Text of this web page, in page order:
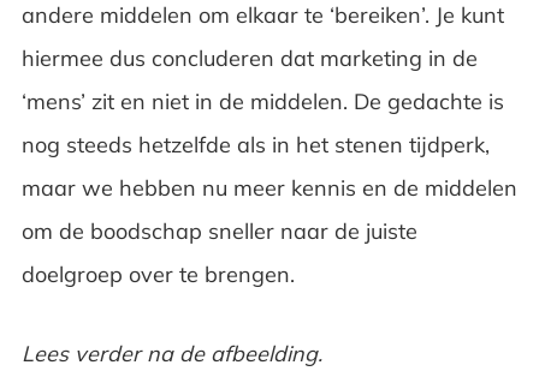
Klantwaarde op langere termijn
Marketing en privacy
Wat heb je in deze blogreeks kunnen lezen
Gratis ebook met tips voor bedrijven en
andere middelen om elkaar te ‘bereiken’. Je kunt
hiermee dus concluderen dat marketing in de
‘mens’ zit en niet in de middelen. De gedachte is
nog steeds hetzelfde als in het stenen tijdperk,
maar we hebben nu meer kennis en de middelen
om de boodschap sneller naar de juiste
doelgroep over te brengen.
Lees verder na de afbeelding.